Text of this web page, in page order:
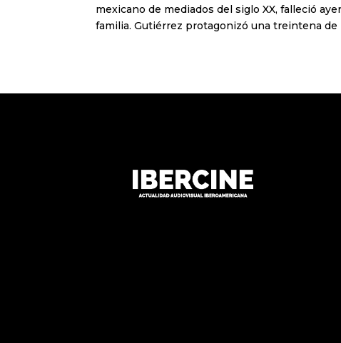
mexicano de mediados del siglo XX, falleció
familia. Gutiérrez protagonizó una treintena de